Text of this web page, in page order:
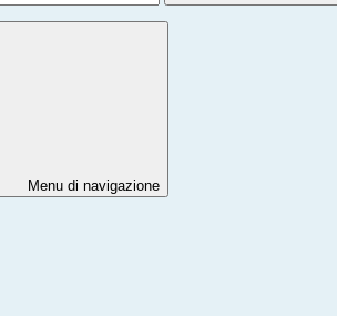
Menu di navigazione